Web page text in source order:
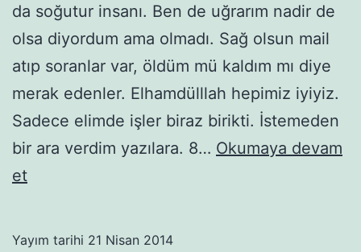
da soğutur insanı. Ben de uğrarım nadir de
olsa diyordum ama olmadı. Sağ olsun mail
atıp soranlar var, öldüm mü kaldım mı diye
merak edenler. Elhamdülllah hepimiz iyiyiz.
Sadece elimde işler biraz birikti. İstemeden
bir ara verdim yazılara. 8… Okumaya devam
etAz
Yayım tarihi 21 Nisan 2014